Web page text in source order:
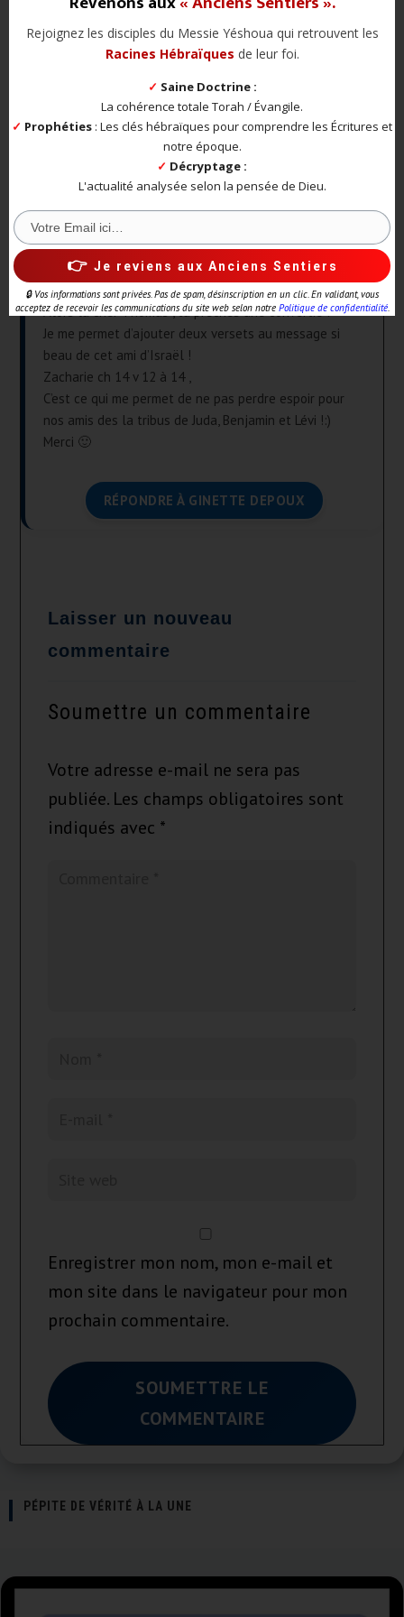
sur 1 juillet 2025 à 13 h 54 min
Merci beaucoup de ce partage
Amen ce Amen
Shalom a vous
RÉPONDRE À JOANNES
Alors là cher Thomas , tu prêches une convertie !
Je me permet d’ajouter deux versets au message si
beau de cet ami d’Israël !
Zacharie ch 14 v 12 à 14 ,
C’est ce qui me permet de ne pas perdre espoir pour
nos amis des la tribus de Juda, Benjamin et Lévi !:)
Merci 🙂
RÉPONDRE À GINETTE DEPOUX
Soumettre un commentaire
Votre adresse e-mail ne sera pas
publiée. Les champs obligatoires sont
indiqués avec *
Enregistrer mon nom, mon e-mail et
mon site dans le navigateur pour mon
prochain commentaire.
SOUMETTRE LE
COMMENTAIRE
PÉPITE DE VÉRITÉ À LA UNE
Rejoignez les disciples du Messie Yéshoua qui retrouvent les
Racines Hébraïques de leur foi.
✓ Saine Doctrine :
La cohérence totale Torah / Évangile.
✓ Prophéties : Les clés hébraïques pour comprendre les Écritures et
notre époque.
✓ Décryptage :
L'actualité analysée selon la pensée de Dieu.
👉 Je reviens aux Anciens Sentiers
🔒 Vos informations sont privées.Pas de spam, désinscription en un clic. En validant, vous
acceptez de recevoir les communications du site web selon notre Politique de confidentialité.